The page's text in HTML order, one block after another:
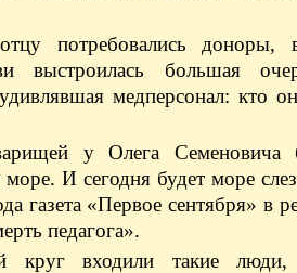
потребовались доноры,
выстроилась большая
медперсонал: кто
у Олега Семеновича
И сегодня будет море
газета «Первое сентября» в
педагога».
круг входили такие